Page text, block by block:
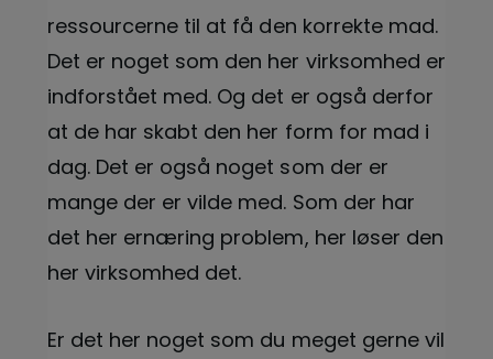
ressourcerne til at få den korrekte mad.
Det er noget som den her virksomhed er
indforstået med. Og det er også derfor
at de har skabt den her form for mad i
dag. Det er også noget som der er
mange der er vilde med. Som der har
det her ernæring problem, her løser den
her virksomhed det.
Er det her noget som du meget gerne vil